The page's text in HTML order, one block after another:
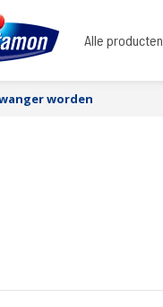
Alle producten
worden